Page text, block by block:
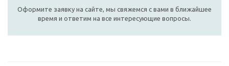
Оформите заявку на сайте, мы свяжемся с вами в ближайшее
время и ответим на все интересующие вопросы.